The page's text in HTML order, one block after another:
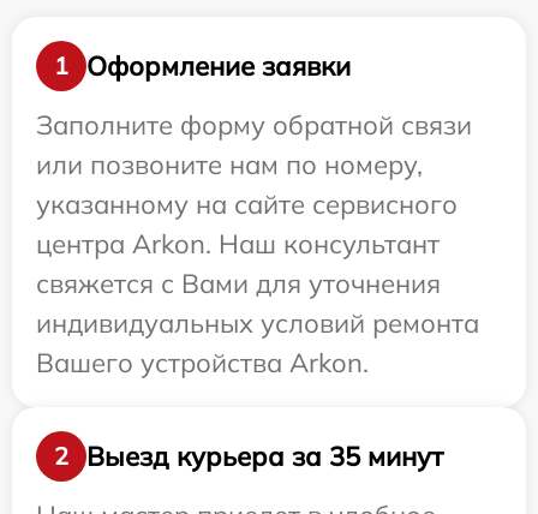
1
Оформление заявки
Заполните форму обратной связи
или позвоните нам по номеру,
указанному на сайте сервисного
центра Arkon. Наш консультант
свяжется с Вами для уточнения
индивидуальных условий ремонта
Вашего устройства Arkon.
2
Выезд курьера за 35 минут